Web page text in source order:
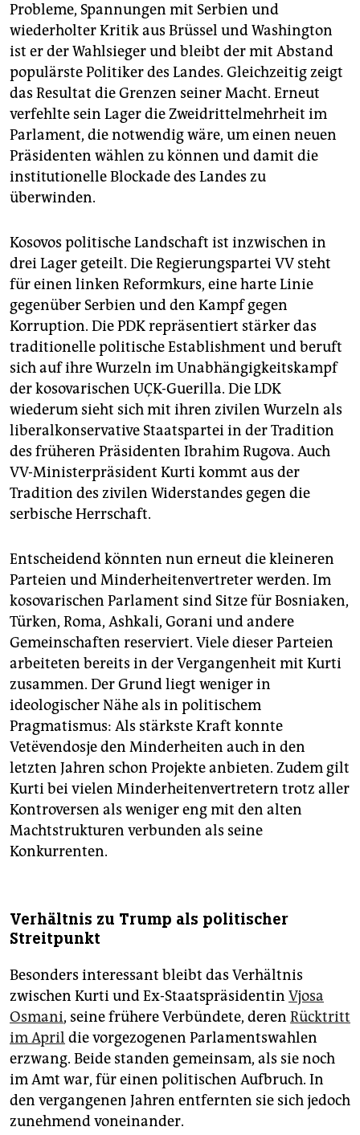
Probleme, Spannungen mit Serbien und
wiederholter Kritik aus Brüssel und Washington
ist er der Wahlsieger und bleibt der mit Abstand
populärste Politiker des Landes. Gleichzeitig zeigt
das Resultat die Grenzen seiner Macht. Erneut
verfehlte sein Lager die Zweidrittelmehrheit im
Parlament, die notwendig wäre, um einen neuen
Präsidenten wählen zu können und damit die
institutionelle Blockade des Landes zu
überwinden.
Kosovos politische Landschaft ist inzwischen in
drei Lager geteilt. Die Regierungspartei VV steht
für einen linken Reformkurs, eine harte Linie
gegenüber Serbien und den Kampf gegen
Korruption. Die PDK repräsentiert stärker das
traditionelle politische Establishment und beruft
sich auf ihre Wurzeln im Unabhängigkeitskampf
der kosovarischen UÇK-Guerilla. Die LDK
wiederum sieht sich mit ihren zivilen Wurzeln als
liberalkonservative Staatspartei in der Tradition
des früheren Präsidenten Ibrahim Rugova. Auch
VV-Ministerpräsident Kurti kommt aus der
Tradition des zivilen Widerstandes gegen die
serbische Herrschaft.
Entscheidend könnten nun erneut die kleineren
Parteien und Minderheitenvertreter werden. Im
kosovarischen Parlament sind Sitze für Bosniaken,
Türken, Roma, Ashkali, Gorani und andere
Gemeinschaften reserviert. Viele dieser Parteien
arbeiteten bereits in der Vergangenheit mit Kurti
zusammen. Der Grund liegt weniger in
ideologischer Nähe als in politischem
Pragmatismus: Als stärkste Kraft konnte
Vetëvendosje den Minderheiten auch in den
letzten Jahren schon Projekte anbieten. Zudem gilt
Kurti bei vielen Minderheitenvertretern trotz aller
Kontroversen als weniger eng mit den alten
Machtstrukturen verbunden als seine
Konkurrenten.
Verhältnis zu Trump als politischer
Streitpunkt
Besonders interessant bleibt das Verhältnis
zwischen Kurti und Ex-Staatspräsidentin Vjosa
Osmani, seine frühere Verbündete, deren Rücktritt
im April die vorgezogenen Parlamentswahlen
erzwang. Beide standen gemeinsam, als sie noch
im Amt war, für einen politischen Aufbruch. In
den vergangenen Jahren entfernten sie sich jedoch
zunehmend voneinander.